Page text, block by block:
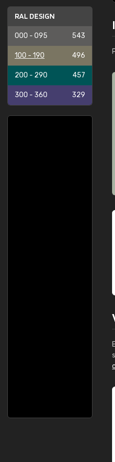
RAL DESIGN
000 - 095 543
100 - 190 496
200 - 290 457
300 - 360 329